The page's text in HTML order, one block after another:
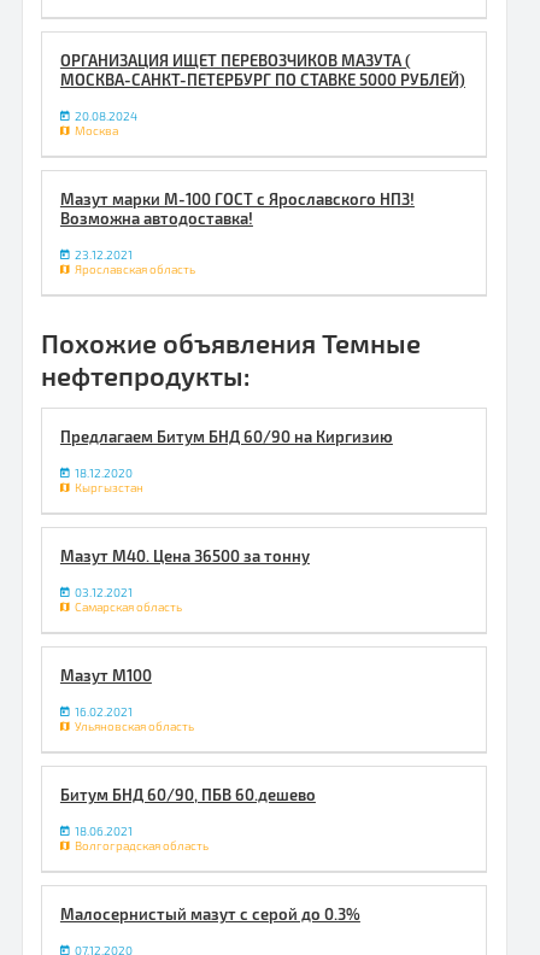
ОРГАНИЗАЦИЯ ИЩЕТ ПЕРЕВОЗЧИКОВ МАЗУТА (
МОСКВА-САНКТ-ПЕТЕРБУРГ ПО СТАВКЕ 5000 РУБЛЕЙ)
20.08.2024
Москва
Мазут марки М-100 ГОСТ с Ярославского НПЗ!
Возможна автодоставка!
23.12.2021
Ярославская область
Похожие объявления Темные
нефтепродукты:
Предлагаем Битум БНД 60/90 на Киргизию
18.12.2020
Кыргызстан
Мазут М40. Цена 36500 за тонну
03.12.2021
Самарская область
Мазут М100
16.02.2021
Ульяновская область
Битум БНД 60/90, ПБВ 60.дешево
18.06.2021
Волгоградская область
Малосернистый мазут с серой до 0.3%
07.12.2020